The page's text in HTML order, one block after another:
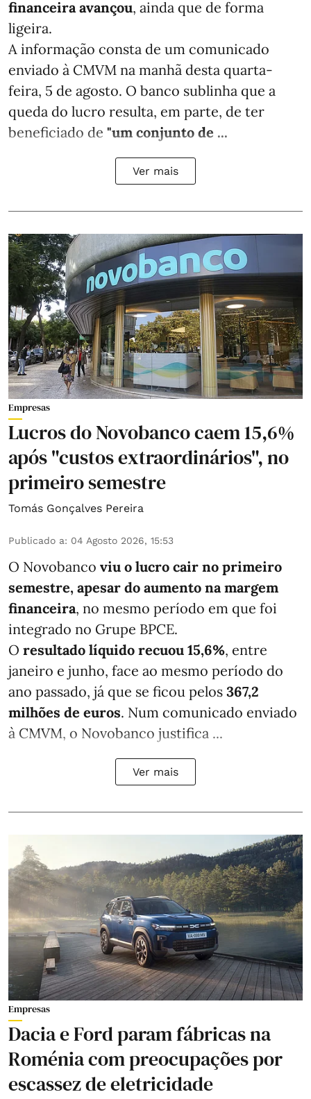
financeira avançou, ainda que de forma
ligeira.
A informação consta de um comunicado
enviado à CMVM na manhã desta quarta-
feira, 5 de agosto. O banco sublinha que a
queda do lucro resulta, em parte, de ter
beneficiado de "um conjunto de ...
Ver mais
Empresas
Lucros do Novobanco caem 15,6%
após "custos extraordinários", no
primeiro semestre
Tomás Gonçalves Pereira
Publicado a: 04 Agosto 2026, 15:53
O Novobanco viu o lucro cair no primeiro
semestre, apesar do aumento na margem
financeira, no mesmo período em que foi
integrado no Grupe BPCE.
O resultado líquido recuou 15,6%, entre
janeiro e junho, face ao mesmo período do
ano passado, já que se ficou pelos 367,2
milhões de euros. Num comunicado enviado
à CMVM, o Novobanco justifica ...
Ver mais
Empresas
Dacia e Ford param fábricas na
Roménia com preocupações por
escassez de eletricidade